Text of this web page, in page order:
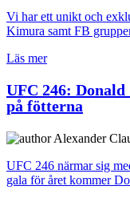
Vi har ett unikt och
Kimura samt FB
Läs mer
UFC 246:
på fötterna
Alexander
UFC 246 närmar sig
gala för året kommer